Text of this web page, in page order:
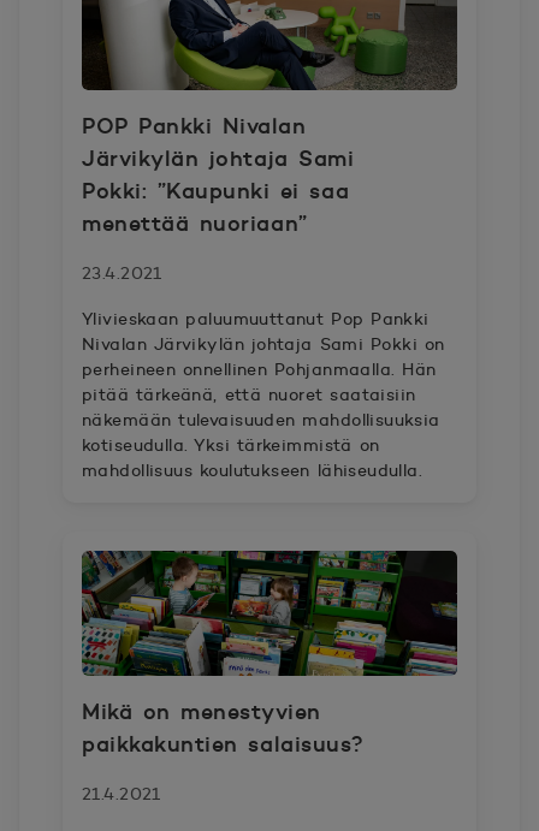
POP Pankki Nivalan
Järvikylän johtaja Sami
Pokki: ”Kaupunki ei saa
menettää nuoriaan”
23.4.2021
Ylivieskaan paluumuuttanut Pop Pankki
Nivalan Järvikylän johtaja Sami Pokki on
perheineen onnellinen Pohjanmaalla. Hän
pitää tärkeänä, että nuoret saataisiin
näkemään tulevaisuuden mahdollisuuksia
kotiseudulla. Yksi tärkeimmistä on
mahdollisuus koulutukseen lähiseudulla.
Mikä on menestyvien
paikkakuntien salaisuus?
21.4.2021